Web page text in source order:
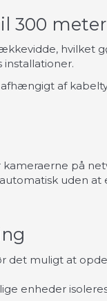
300 meter
hvilket
af
på
uden at
det muligt at
enheder